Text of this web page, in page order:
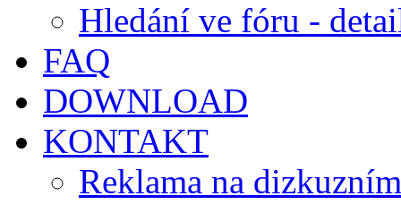
Hledání ve fóru -
FAQ
DOWNLOAD
KONTAKT
Reklama na